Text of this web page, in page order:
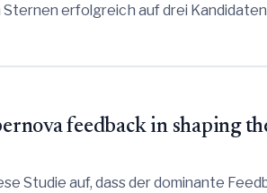
erfolgreich auf drei
feedback in shaping
Studie auf, dass der dominante